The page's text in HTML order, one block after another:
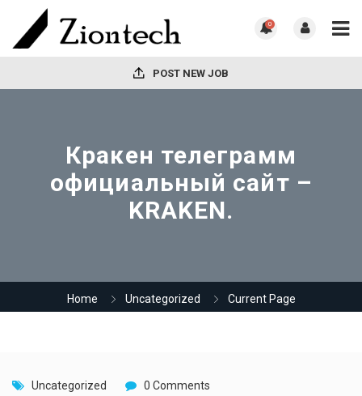
0
POST NEW JOB
Кракен телеграмм
официальный сайт –
KRAKEN.
Home Uncategorized Current Page
Uncategorized 0 Comments